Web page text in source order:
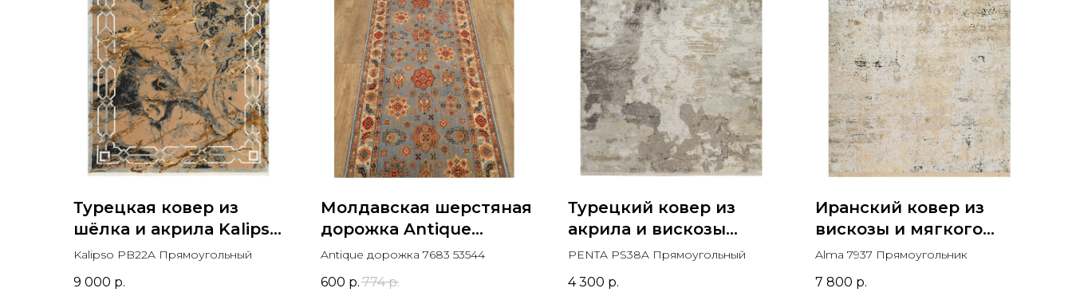
Турецкая ковер из
шёлка и акрила Kalipso
PB22A Прямоугольный
Kalipso PB22A Прямоугольный
9 000 р.
Молдавская шерстяная
дорожка Antique
дорожка 7683 53544
Antique дорожка 7683 53544
600 р. 774 р.
Турецкий ковер из
акрила и вискозы
PENTA PS38A
Прямоугольный
PENTA PS38A Прямоугольный
4 300 р.
Иранский ковер из
вискозы и мягкого
акрила Alma 7937
Прямоугольник
Alma 7937 Прямоугольник
7 800 р.